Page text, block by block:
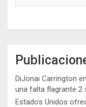
DiJonai Carrington
una falta flagrante 2
Estados Unidos